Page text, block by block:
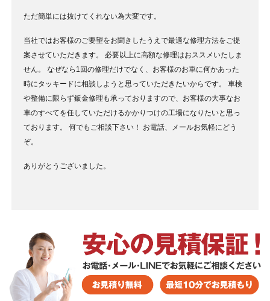
ただ簡単には抜けてくれない為大変です。
当社ではお客様のご要望をお聞きしたうえで最適な修理方法をご提
案させていただきます。
必要以上に高額な修理はおススメいたしま
せん。
なぜなら1回の修理だけでなく、お客様のお車に何かあった
時にタッキードに相談しようと思っていただきたいからです。
車検
や整備に限らず鈑金修理も承っておりますので、お客様の大事なお
車のすべてを任していただけるかかりつけの工場になりたいと思っ
ております。
何でもご相談下さい！
お電話、メールお気軽にどう
ぞ。
ありがとうございました。